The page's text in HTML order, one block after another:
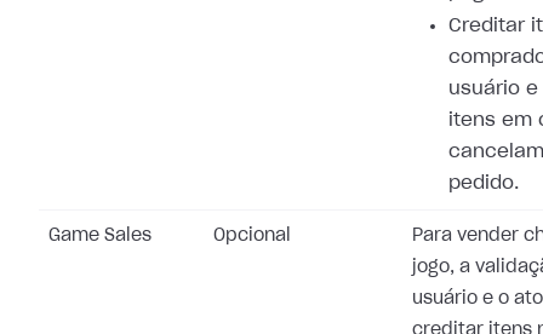
Creditar
usuário
itens em
pedido.
Game Sales Opcional
Para vender
jogo, a
usuário e o
creditar itens